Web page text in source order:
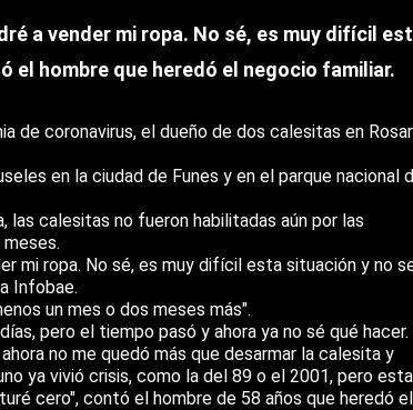
a vender mi ropa. No sé, es muy difícil
el hombre que heredó el negocio familiar.
de coronavirus, el dueño de dos calesitas en
en la ciudad de Funes y en el parque nacional
las calesitas no fueron habilitadas aún por las
mi ropa. No sé, es muy difícil esta situación y no
Infobae.
un mes o dos meses más".
pero el tiempo pasó y ahora ya no sé qué hacer.
no me quedó más que desarmar la calesita y
ya vivió crisis, como la del 89 o el 2001, pero
cero", contó el hombre de 58 años que heredó el